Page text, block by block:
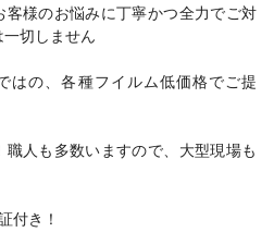
様のお悩みに丁寧かつ全力でご対
切しません
はの、各種フイルム低価格でご提
人も多数いますので、大型現場も
付き！